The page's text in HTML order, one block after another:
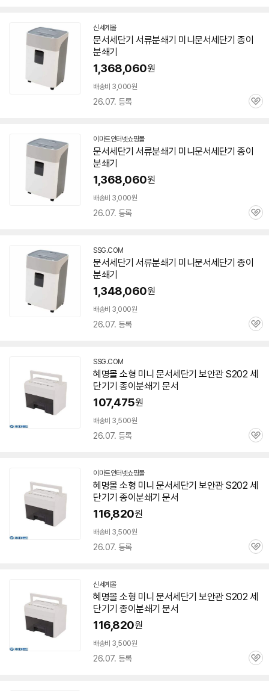
신세계몰
문서세단기 서류분쇄기 미니문서세단기 종이
분쇄기
1,368,060원
배송비 3,000원
26.07. 등록
관
이마트인터넷쇼핑몰
문서세단기 서류분쇄기 미니문서세단기 종이
분쇄기
1,368,060원
배송비 3,000원
26.07. 등록
관
SSG.COM
문서세단기 서류분쇄기 미니문서세단기 종이
분쇄기
1,348,060원
배송비 3,000원
26.07. 등록
관
SSG.COM
혜명몰 소형 미니 문서세단기 보안관 S202 세
단기기 종이 분쇄기 문서
107,475원
배송비 3,500원
26.07. 등록
관
이마트인터넷쇼핑몰
혜명몰 소형 미니 문서세단기 보안관 S202 세
단기기 종이 분쇄기 문서
116,820원
배송비 3,500원
26.07. 등록
관
신세계몰
혜명몰 소형 미니 문서세단기 보안관 S202 세
단기기 종이 분쇄기 문서
116,820원
배송비 3,500원
26.07. 등록
관